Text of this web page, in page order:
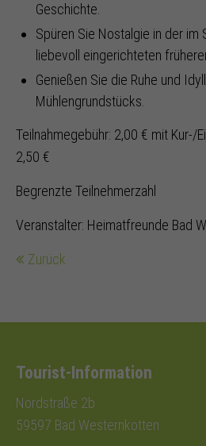
Geschichte.
Spüren Sie Nostalgie in der im
liebevoll eingerichteten
Genießen Sie die Ruhe und
Mühlengrundstücks.
Teilnahmegebühr: 2,00 € mit Kur-/
2,50 €
Begrenzte Teilnehmerzahl
Veranstalter: Heimatfreunde Bad
Zurück
Tourist-Information
Nordstraße 2b
59597 Bad Westernkotten